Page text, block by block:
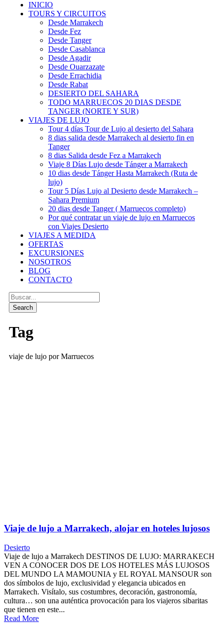
INICIO
TOURS Y CIRCUITOS
Desde Marrakech
Desde Fez
Desde Tanger
Desde Casablanca
Desde Agadir
Desde Ouarzazate
Desde Errachidia
Desde Rabat
DESIERTO DEL SAHARA
TODO MARRUECOS 20 DIAS DESDE
TANGER (NORTE Y SUR)
VIAJES DE LUJO
Tour 4 días Tour de Lujo al desierto del Sahara
8 dias salida desde Marrakech al desierto fin en
Tanger
8 dias Salida desde Fez a Marrakech
Viaje 8 Días Lujo desde Tánger a Marrakech
10 dias desde Tánger Hasta Marrakech (Ruta de
lujo)
Tour 5 Días Lujo al Desierto desde Marrakech –
Sahara Premium
20 dias desde Tanger ( Marruecos completo)
Por qué contratar un viaje de lujo en Marruecos
con Viajes Desierto
VIAJES A MEDIDA
OFERTAS
EXCURSIONES
NOSOTROS
BLOG
CONTACTO
Tag
viaje de lujo por Marruecos
Viaje de lujo a Marrakech, alojar en hoteles lujosos
Desierto
Viaje de lujo a Marrakech DESTINOS DE LUJO: MARRAKECH
VEN A CONOCER DOS DE LOS HOTELES MÁS LUJOSOS
DEL MUNDO LA MAMOUNIA y EL ROYAL MANSOUR son
dos símbolos de lujo, exclusividad y elegancia ubicados en
Marrakech. Visítalo, sus costumbres, decoración, gastronomía,
cultura… son una auténtica provocación para los viajeros sibaritas
que tienen en este...
Read More